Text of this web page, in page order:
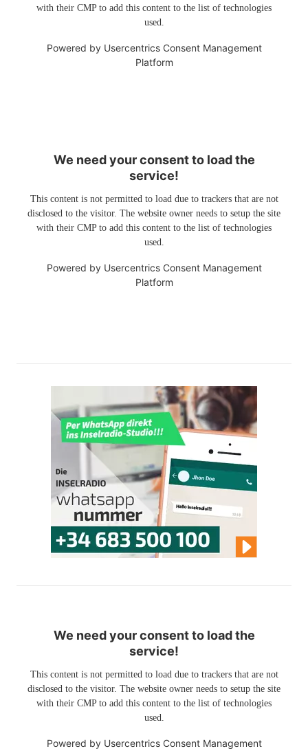
with their CMP to add this content to the list of technologies
used.
Powered by Usercentrics Consent Management
Platform
We need your consent to load the
service!
This content is not permitted to load due to trackers that are not
disclosed to the visitor. The website owner needs to setup the site
with their CMP to add this content to the list of technologies
used.
Powered by Usercentrics Consent Management
Platform
We need your consent to load the
service!
This content is not permitted to load due to trackers that are not
disclosed to the visitor. The website owner needs to setup the site
with their CMP to add this content to the list of technologies
used.
Powered by Usercentrics Consent Management